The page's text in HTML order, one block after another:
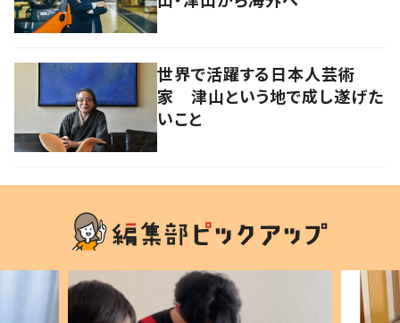
世界で活躍する日本人芸術
家 津山という地で成し遂げた
いこと